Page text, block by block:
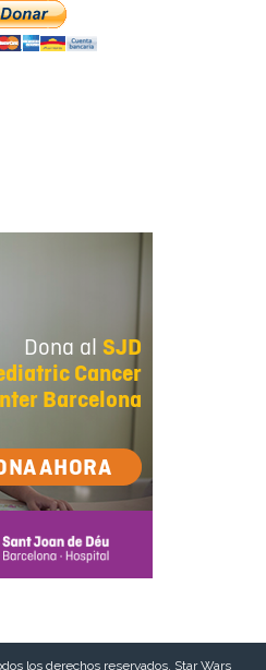
los derechos reservados. Star Wars